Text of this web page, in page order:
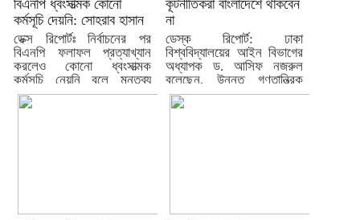
বিএনপি ধ্বংসাত্মক কোনো
কর্মসূচি দেয়নি: সোহরাব হাসান
ডেক্স রিপোর্টঃ নির্বাচনের পর
বিএনপি ফলাফল প্রত্যাখ্যান
করলেও কোনো ধ্বংসাত্মক
কর্মসূচি নেয়নি বলে মন্তব্য
করেছেন...
কূটনীতিকরা বাংলাদেশে থাকবেন
না
ডেস্ক রিপোর্ট: ঢাকা
বিশ্ববিদ্যালয়ের আইন বিভাগের
অধ্যাপক ড. আসিফ নজরুল
বলেছেন, উন্নত গণতান্ত্রিক
দেশে নির্বাচনের...